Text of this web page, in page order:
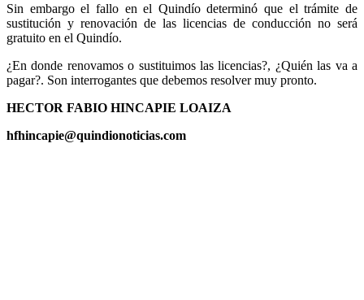
Sin embargo el fallo en el Quindío determinó que el trámite de
sustitución y renovación de las licencias de conducción no será
gratuito en el Quindío.
¿En donde renovamos o sustituimos las licencias?, ¿Quién las va a
pagar?. Son interrogantes que debemos resolver muy pronto.
HECTOR FABIO HINCAPIE LOAIZA
hfhincapie@quindionoticias.com